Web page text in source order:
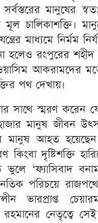
মানুষের
মূল চালিকাশক্তি।
মাধ্যমে নির্মম
হলেও রংপুরের
ওয়াসিম আকরামদের
পথ দেখায়।
সাথে স্মরণ করেন
মানুষ জীবন
মানুষ আহত
কিংবা দৃষ্টিশক্তি
‘ফ্যাসিবাদ
পরিচয়ে
ভারপ্রাপ্ত
রহমানের নেতৃত্বে